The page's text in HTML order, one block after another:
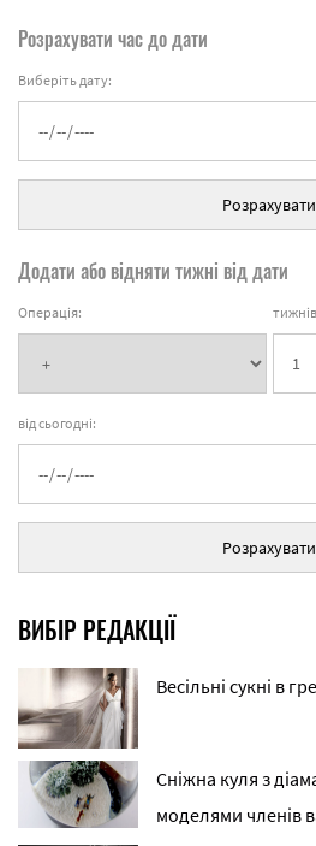
Розрахувати час до дати
Виберіть дату:
Розрахувати
Додати або відняти тижні від дати
Операція:
від сьогодні:
Розрахувати
ВИБІР РЕДАКЦІЇ
Весільні сукні в
Сніжна куля з
моделями членів